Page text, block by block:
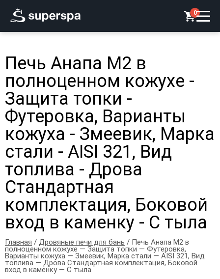
0
Печь Анапа М2 в
полноценном кожухе -
Защита топки -
Футеровка, Варианты
кожуха - Змеевик, Марка
стали - AISI 321, Вид
топлива - Дрова
Стандартная
комплектация, Боковой
вход в каменку - С тыла
Главная / Дровяные печи для бань / Печь Анапа М2 в
полноценном кожухе — Защита топки — Футеровка,
Варианты кожуха — Змеевик, Марка стали — AISI 321, Вид
топлива — Дрова Стандартная комплектация, Боковой
вход в каменку — С тыла